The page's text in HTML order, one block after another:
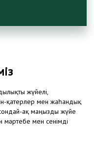
жүйелі,
қатерлер мен жаһандық
ақ маңызды жүйе
мәртебе мен сенімді